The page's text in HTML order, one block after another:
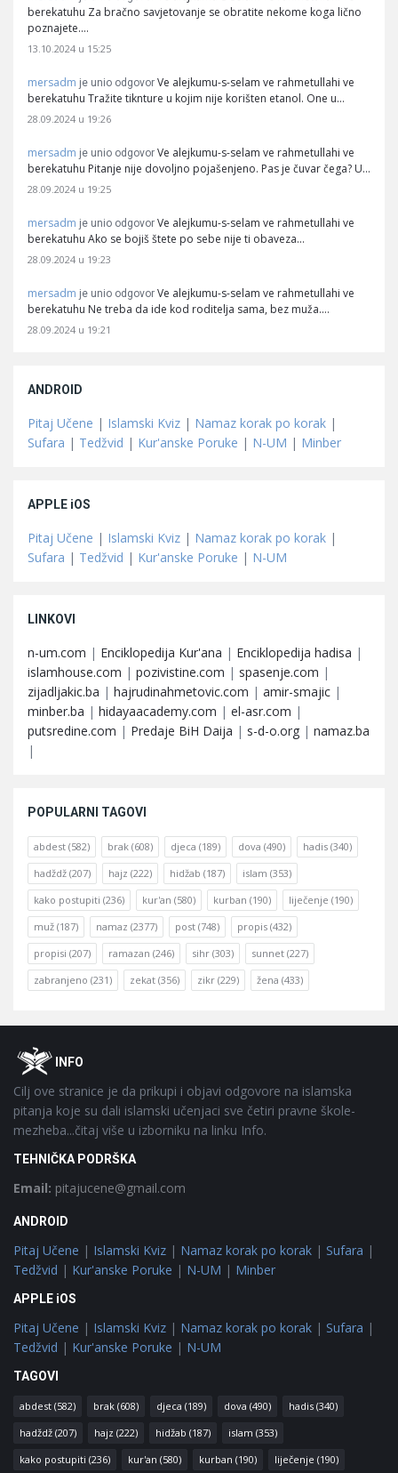
berekatuhu Za bračno savjetovanje se obratite nekome koga lično
poznajete.…
13.10.2024 u 15:25
mersadm je unio odgovor Ve alejkumu-s-selam ve rahmetullahi ve
berekatuhu Tražite tiknture u kojim nije korišten etanol. One u…
28.09.2024 u 19:26
mersadm je unio odgovor Ve alejkumu-s-selam ve rahmetullahi ve
berekatuhu Pitanje nije dovoljno pojašenjeno. Pas je čuvar čega? U…
28.09.2024 u 19:25
mersadm je unio odgovor Ve alejkumu-s-selam ve rahmetullahi ve
berekatuhu Ako se bojiš štete po sebe nije ti obaveza…
28.09.2024 u 19:23
mersadm je unio odgovor Ve alejkumu-s-selam ve rahmetullahi ve
berekatuhu Ne treba da ide kod roditelja sama, bez muža.…
28.09.2024 u 19:21
ANDROID
Pitaj Učene | Islamski Kviz | Namaz korak po korak |
Sufara | Tedžvid | Kur'anske Poruke | N-UM | Minber
APPLE iOS
Pitaj Učene | Islamski Kviz | Namaz korak po korak |
Sufara | Tedžvid | Kur'anske Poruke | N-UM
LINKOVI
n-um.com | Enciklopedija Kur'ana | Enciklopedija hadisa |
islamhouse.com | pozivistine.com | spasenje.com |
zijadljakic.ba | hajrudinahmetovic.com | amir-smajic |
minber.ba | hidayaacademy.com | el-asr.com |
putsredine.com | Predaje BiH Daija | s-d-o.org | namaz.ba
|
POPULARNI TAGOVI
abdest (582) brak (608) djeca (189) dova (490) hadis (340)
hadždž (207) hajz (222) hidžab (187) islam (353)
kako postupiti (236) kur'an (580) kurban (190) liječenje (190)
muž (187) namaz (2377) post (748) propis (432)
propisi (207) ramazan (246) sihr (303) sunnet (227)
zabranjeno (231) zekat (356) zikr (229) žena (433)
FooterOINFO
Cilj ove stranice je da prikupi i objavi odgovore na islamska
pitanja koje su dali islamski učenjaci sve četiri pravne škole-
mezheba...čitaj više u izborniku na linku Info.
TEHNIČKA PODRŠKA
Email: pitajucene@gmail.com
ANDROID
Pitaj Učene | Islamski Kviz | Namaz korak po korak | Sufara |
Tedžvid | Kur'anske Poruke | N-UM | Minber
APPLE iOS
Pitaj Učene | Islamski Kviz | Namaz korak po korak | Sufara |
Tedžvid | Kur'anske Poruke | N-UM
TAGOVI
abdest (582) brak (608) djeca (189) dova (490) hadis (340)
hadždž (207) hajz (222) hidžab (187) islam (353)
kako postupiti (236) kur'an (580) kurban (190) liječenje (190)